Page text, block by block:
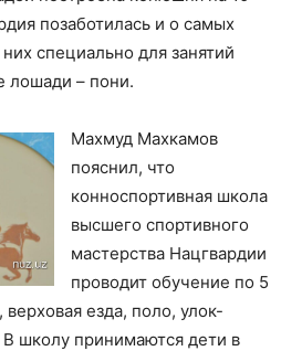
позаботилась и о самых
специально для занятий
лошади – пони.
Махмуд Махкамов
пояснил, что
конноспортивная школа
высшего спортивного
мастерства Нацгвардии
проводит обучение по 5
езда, поло, улок-
В школу принимаются дети в